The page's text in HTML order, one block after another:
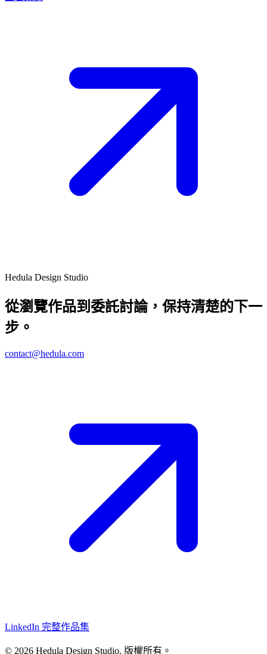
Hedula Design Studio
從瀏覽作品到委託討論，保持清楚的下一
步。
contact@hedula.com
LinkedIn 完整作品集
© 2026 Hedula Design Studio. 版權所有。